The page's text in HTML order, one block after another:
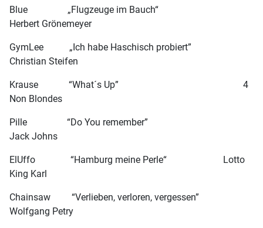
Blue „Flugzeuge im Bauch“
Herbert Grönemeyer
GymLee „Ich habe Haschisch probiert”
Christian Steifen
Krause “What´s Up” 4
Non Blondes
Pille “Do You remember”
Jack Johns
ElUffo “Hamburg meine Perle“ Lotto
King Karl
Chainsaw “Verlieben, verloren, vergessen”
Wolfgang Petry